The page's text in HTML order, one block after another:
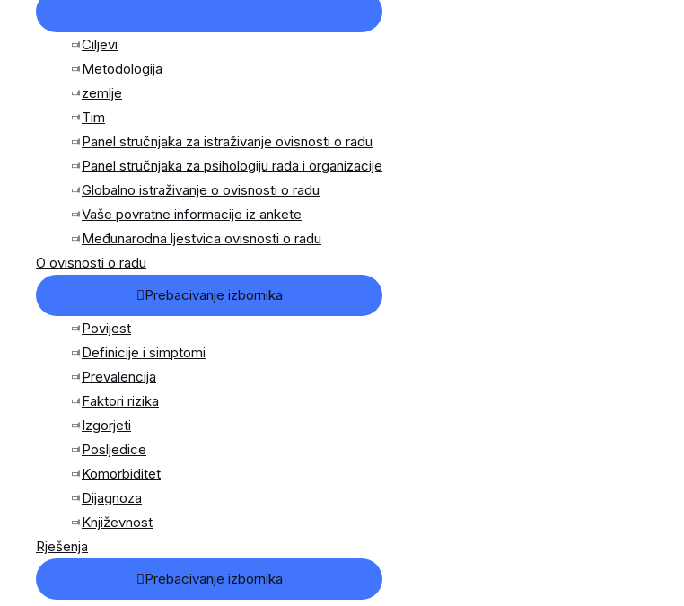
Ciljevi
Metodologija
zemlje
Tim
Panel stručnjaka za istraživanje ovisnosti o radu
Panel stručnjaka za psihologiju rada i organizacije
Globalno istraživanje o ovisnosti o radu
Vaše povratne informacije iz ankete
Međunarodna ljestvica ovisnosti o radu
O ovisnosti o radu
Prebacivanje izbornika
Povijest
Definicije i simptomi
Prevalencija
Faktori rizika
Izgorjeti
Posljedice
Komorbiditet
Dijagnoza
Književnost
Rješenja
Prebacivanje izbornika